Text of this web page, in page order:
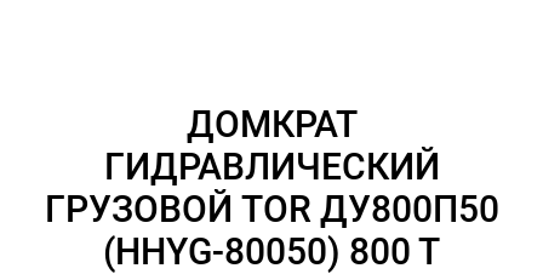
ДОМКРАТ
ГИДРАВЛИЧЕСКИЙ
ГРУЗОВОЙ TOR ДУ800П50
(HHYG-80050) 800 Т